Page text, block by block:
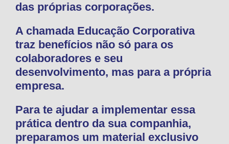
das próprias corporações.
A chamada Educação Corporativa
traz benefícios não só para os
colaboradores e seu
desenvolvimento, mas para a própria
empresa.
Para te ajudar a implementar essa
prática dentro da sua companhia,
preparamos um material exclusivo